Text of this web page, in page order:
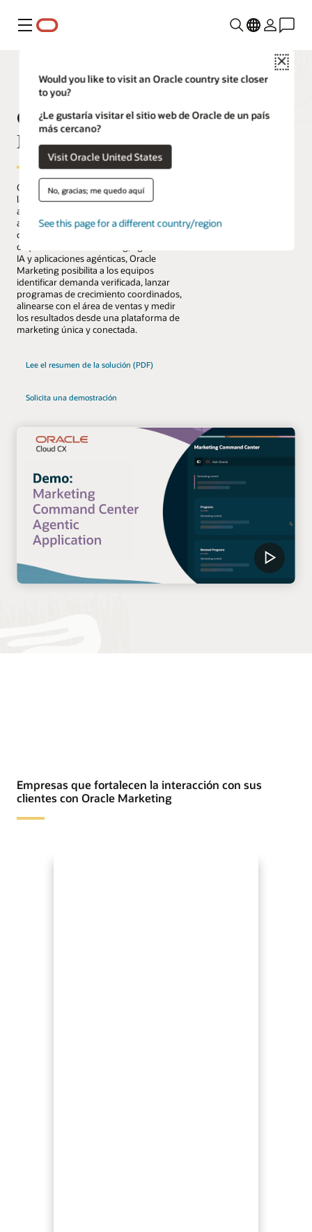
Menú
Close
Would you like to visit an Oracle country site closer
to you?
¿Le gustaría visitar el sitio web de Oracle de un país
más cercano?
Visit Oracle United States
No, gracias; me quedo aquí
See this page for a different country/region
Oracle Fusion Cloud
Marketing
Oracle Fusion Cloud Marketing ayuda a
las organizaciones a pasar de campañas
a la orquestación del crecimiento
agéntico. Al combinar datos unificados
de clientes y de la empresa,
orquestación de marketing, agentes de
IA y aplicaciones agénticas, Oracle
Marketing posibilita a los equipos
identificar demanda verificada, lanzar
programas de crecimiento coordinados,
alinearse con el área de ventas y medir
los resultados desde una plataforma de
marketing única y conectada.
Lee el resumen de la solución (PDF)
Solicita una demostración
Empresas que fortalecen la interacción con sus
clientes con Oracle Marketing